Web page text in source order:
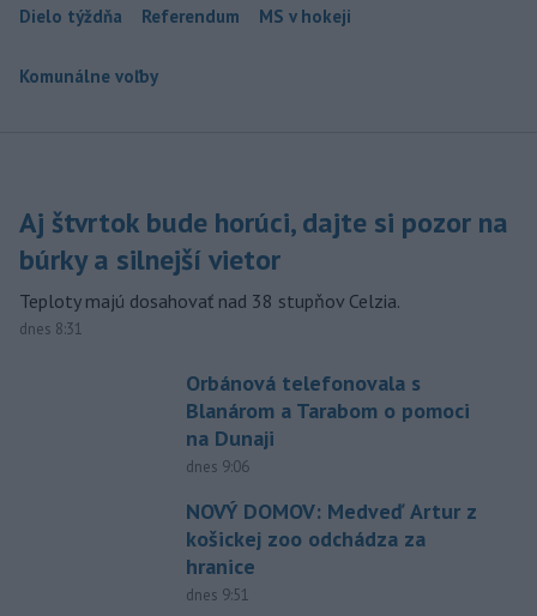
Dielo týždňa Referendum MS v hokeji
Komunálne voľby
Aj štvrtok bude horúci, dajte si pozor na
búrky a silnejší vietor
Teploty majú dosahovať nad 38 stupňov Celzia.
dnes 8:31
Orbánová telefonovala s
Blanárom a Tarabom o pomoci
na Dunaji
dnes 9:06
NOVÝ DOMOV: Medveď Artur z
košickej zoo odchádza za
hranice
dnes 9:51